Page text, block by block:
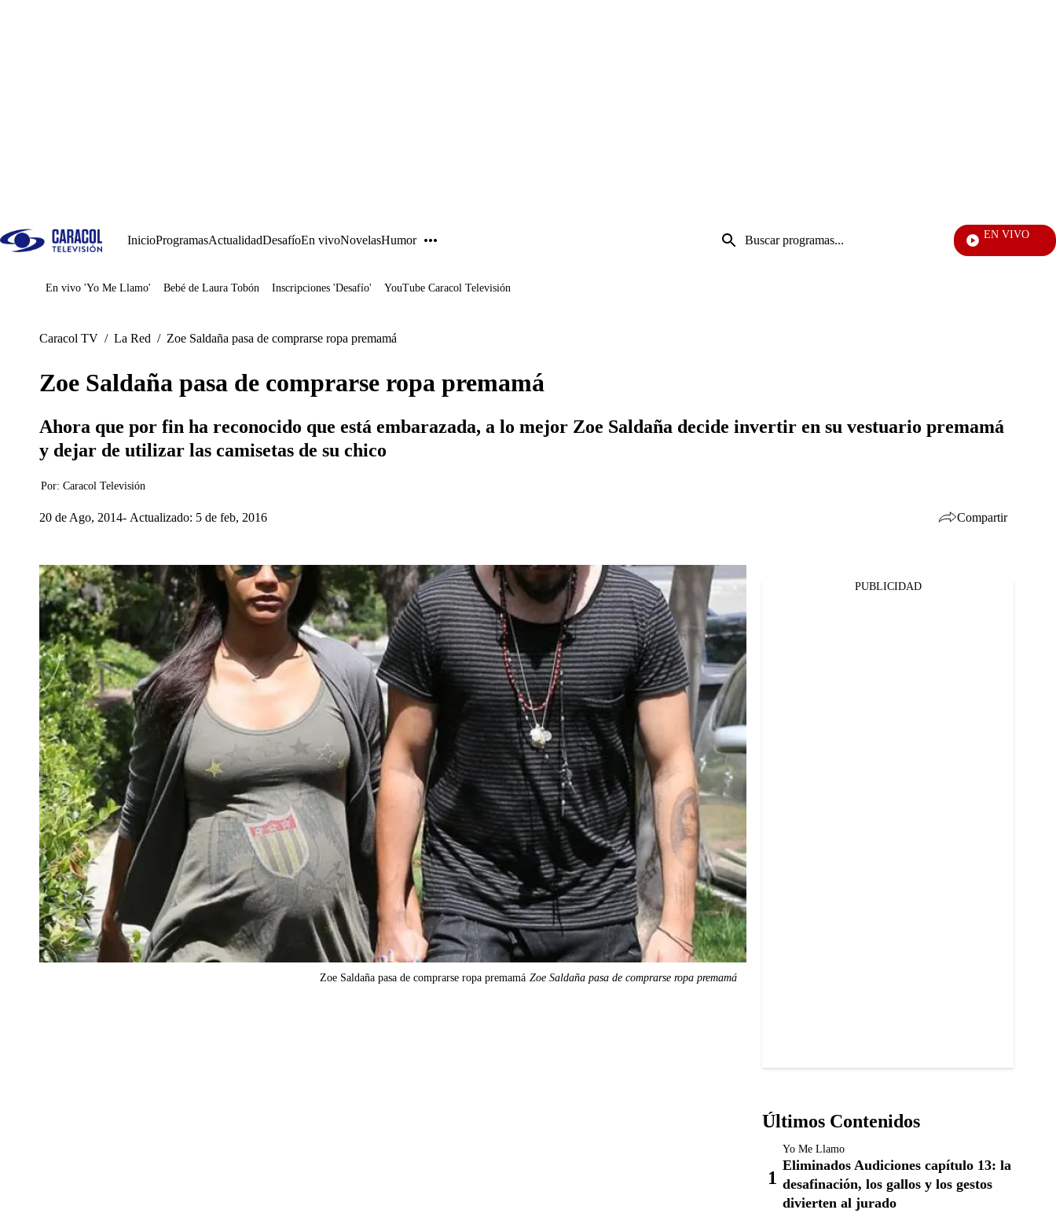
InicioProgramasActualidadDesafíoEn vivoNovelasHumor
Entrada
de
EN VIVO
Juegos
En vivo 'Yo Me Llamo' Bebé de Laura Tobón Inscripciones 'Desafío' YouTube Caracol Televisión
Caracol TV / La Red / Zoe Saldaña pasa de comprarse ropa premamá
Zoe Saldaña pasa de comprarse ropa premamá
Ahora que por fin ha reconocido que está embarazada, a lo mejor Zoe Saldaña decide invertir en su vestuario premamá
y dejar de utilizar las camisetas de su chico
Por: Caracol Televisión
20 de Ago, 2014 Actualizado: 5 de feb, 2016 Compartir
Twitter
Whatsapp
Zoe Saldaña pasa de comprarse ropa premamá Zoe Saldaña pasa de comprarse ropa premamá
PUBLICIDAD
Últimos Contenidos
Yo Me Llamo
Eliminados Audiciones capítulo 13: la
desafinación, los gallos y los gestos
divierten al jurado